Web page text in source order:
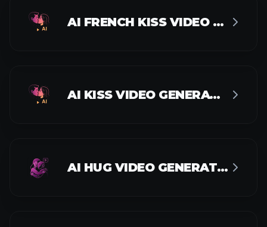
AI FRENCH KISS VIDEO GENERATOR
AI KISS VIDEO GENERATOR
AI HUG VIDEO GENERATOR